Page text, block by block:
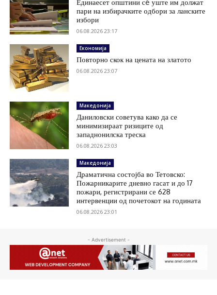
Единаесет општини сè уште им должат
пари на избирачките одбори за ланските
избори
06.08.2026 23:17
Економија
Повторно скок на цената на златото
06.08.2026 23:07
Македонија
Даниловски советува како да се
минимизираат ризиците од
западнонилска треска
06.08.2026 23:03
Македонија
Драматична состојба во Тетовско:
Пожарникарите дневно гасат и до 17
пожари, регистрирани се 628
интервенции од почетокот на годината
06.08.2026 23:01
- Advertisement -